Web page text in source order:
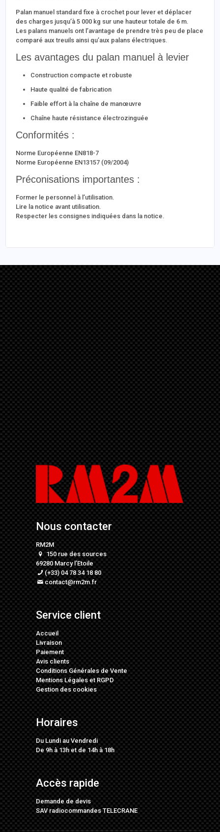
Palan manuel standard fixe à crochet pour lever et déplacer
des charges jusqu’à 5 000 kg sur une hauteur totale de 6 m.
Les palans manuels ont l’avantage de prendre très peu de place
comparé aux treuils ainsi qu’aux palans électriques.
Les avantages du palan manuel à levier
Construction compacte et robuste
Haute qualité de fabrication
Faible effort à la chaîne de manœuvre
Chaîne haute résistance électrozinguée
Conformités :
Norme Européenne EN818-7
Norme Européenne EN13157 (09/2004)
Préconisations importantes :
Former le personnel à l’utilisation.
Lire la notice avant utilisation.
Respecter les consignes indiquées dans la notice.
Nous contacter
RM2M
150 rue des sources
69280 Marcy l’Etoile
(+33) 04 78 34 18 80
contact@rm2m.fr
Service client
Accueil
Livraison
Paiement
Avis clients
Conditions Générales de Vente
Mentions LégalesetRGPD
Gestion des cookies
Horaires
Du Lundi au Vendredi
De 9h à 13h et de 14h à 18h
Accès rapide
Demande de devis
SAV radiocommandes TELECRANE